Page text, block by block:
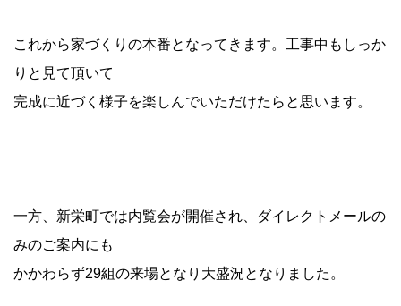
これから家づくりの本番となってきます。工事中もしっか
りと見て頂いて
完成に近づく様子を楽しんでいただけたらと思います。
一方、新栄町では内覧会が開催され、ダイレクトメールの
みのご案内にも
かかわらず29組の来場となり大盛況となりました。